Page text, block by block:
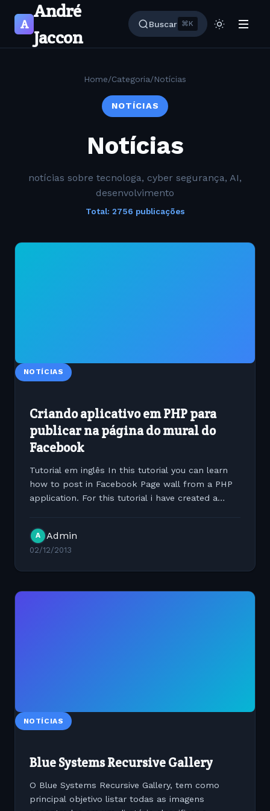
A
André
Jaccon
Buscar ⌘K
Home/Categoria/Notícias
NOTÍCIAS
Notícias
notícias sobre tecnologa, cyber segurança, AI,
desenvolvimento
Total: 2756 publicações
NOTÍCIAS
Criando aplicativo em PHP para
publicar na página do mural do
Facebook
Tutorial em inglês In this tutorial you can learn
how to post in Facebook Page wall from a PHP
application. For this tutorial i have created a
your...
A Admin
02/12/2013
NOTÍCIAS
Blue Systems Recursive Gallery
O Blue Systems Recursive Gallery, tem como
principal objetivo listar todas as imagens